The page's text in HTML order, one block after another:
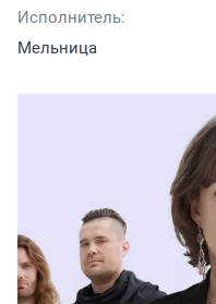
Исполнитель:
Мельница